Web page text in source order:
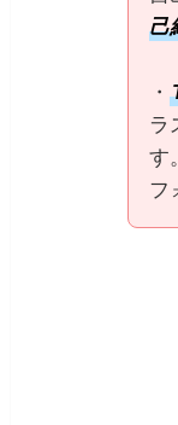
己
・
ラ
す。
フ